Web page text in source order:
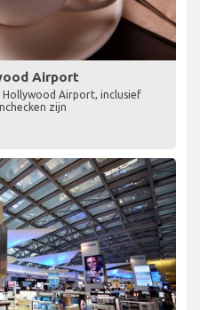
Airport
Hollywood Airport, inclusief
zijn